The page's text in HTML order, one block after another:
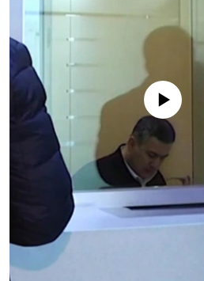
No media source